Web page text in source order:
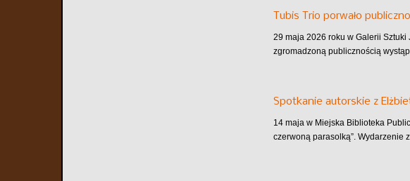
Tubis Trio porwało
29 maja 2026 roku w Galerii Sztuki
zgromadzoną publicznością
Spotkanie autorskie z
14 maja w Miejska Biblioteka
czerwoną parasolką”. Wydarzenie